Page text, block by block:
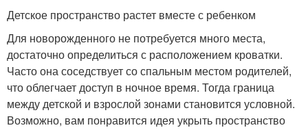
Детское пространство растет вместе с ребенком
Для новорожденного не потребуется много места,
достаточно определиться с расположением кроватки.
Часто она соседствует со спальным местом родителей,
что облегчает доступ в ночное время. Тогда граница
между детской и взрослой зонами становится условной.
Возможно, вам понравится идея укрыть пространство